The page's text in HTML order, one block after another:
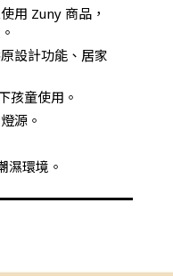
用 Zuny 商品，
設計功能、居家
孩童使用。
源。
濕環境。